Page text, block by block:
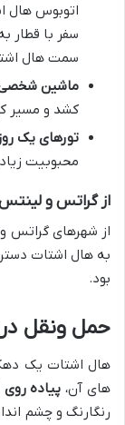
سفر با قطار
سمت هال
ماشین
کشد و مسیر
تورهای یک
محبوبیت
از گراتس و
از شهرهای گراتس
به هال اشتات
بود.
حمل ونقل
هال اشتات یک
های آن، پیاده روی
رنگارنگ و چشم